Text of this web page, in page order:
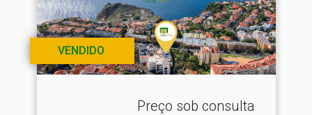
VENDIDO
Preço sob consulta